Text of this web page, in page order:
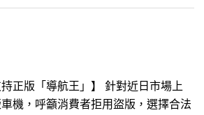
持正版「導航王」】 針對近日市場上
機，呼籲消費者拒用盜版，選擇合法